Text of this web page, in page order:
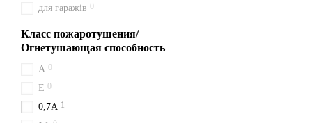
для гаражів 0
Класс пожаротушения/
Огнетушающая способность
A 0
Е 0
0,7А 1